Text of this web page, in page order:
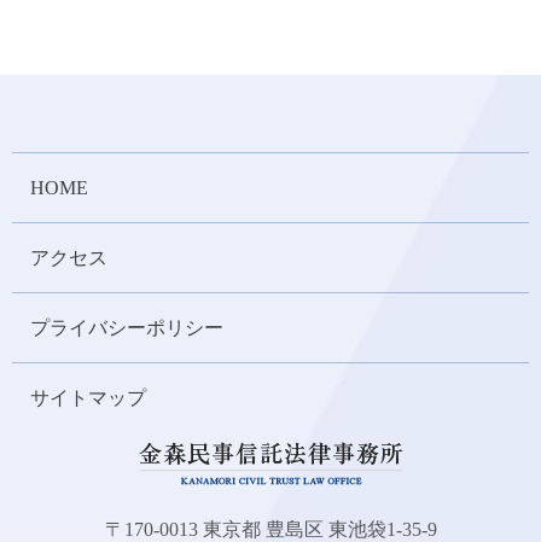
HOME
アクセス
プライバシーポリシー
サイトマップ
〒170-0013 東京都 豊島区 東池袋1-35-9